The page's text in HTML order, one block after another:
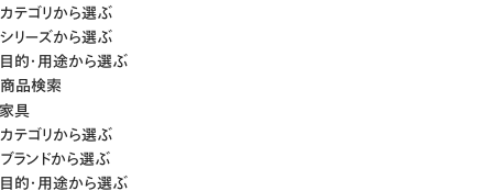
カテゴリから選ぶ
シリーズから選ぶ
目的・用途から選ぶ
商品検索
家具
カテゴリから選ぶ
ブランドから選ぶ
目的・用途から選ぶ